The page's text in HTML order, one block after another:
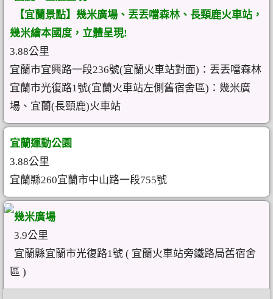
【宜蘭景點】幾米廣場、丟丟噹森林、長頸鹿火車站，
幾米繪本國度，立體呈現!
3.88公里
宜蘭市宜興路一段236號(宜蘭火車站對面)：丟丟噹森林
宜蘭市光復路1號(宜蘭火車站左側舊宿舍區)：幾米廣
場、宜蘭(長頸鹿)火車站
宜蘭運動公園
3.88公里
宜蘭縣260宜蘭市中山路一段755號
幾米廣場
3.9公里
宜蘭縣宜蘭市光復路1號 ( 宜蘭火車站旁鐵路局舊宿舍
區 )